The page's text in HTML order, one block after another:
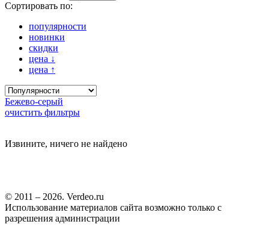
Сортировать по:
популярности
новинки
скидки
цена ↓
цена ↑
Бежево-серый
очистить фильтры
Извините, ничего не найдено
© 2011 – 2026. Verdeo.ru
Использование материалов сайта возможно только с
разрешения администрации